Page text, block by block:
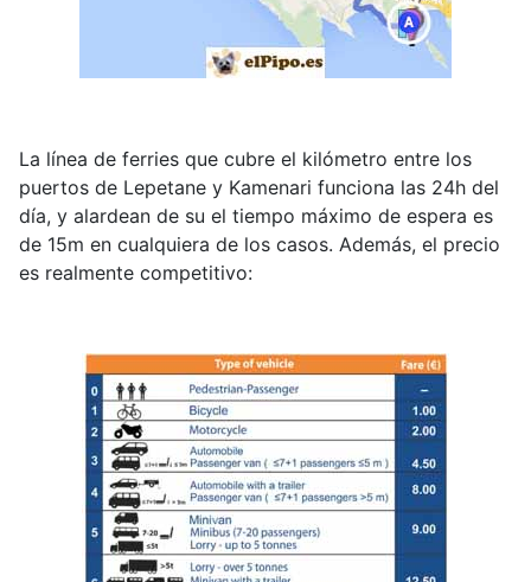
La línea de ferries que cubre el kilómetro entre los
puertos de Lepetane y Kamenari funciona las 24h del
día, y alardean de su el tiempo máximo de espera es
de 15m en cualquiera de los casos. Además, el precio
es realmente competitivo: